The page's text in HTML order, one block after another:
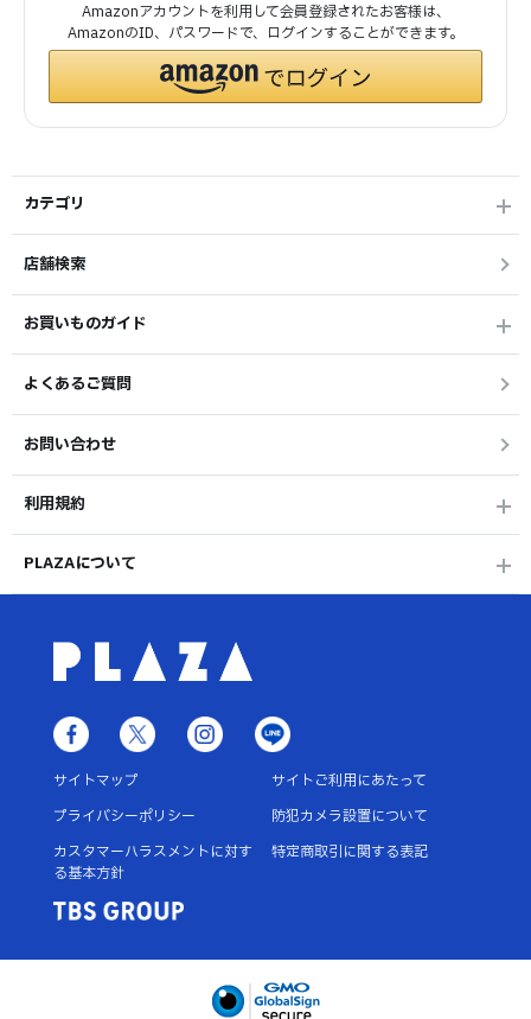
Amazonアカウントを利用して会員登録されたお客様は、
AmazonのID、パスワードで、ログインすることができます。
カテゴリ
店舗検索
お買いものガイド
よくあるご質問
お問い合わせ
利用規約
PLAZAについて
サイトマップ
サイトご利用にあたって
プライバシーポリシー
防犯カメラ設置について
カスタマーハラスメントに対す
る基本方針
特定商取引に関する表記